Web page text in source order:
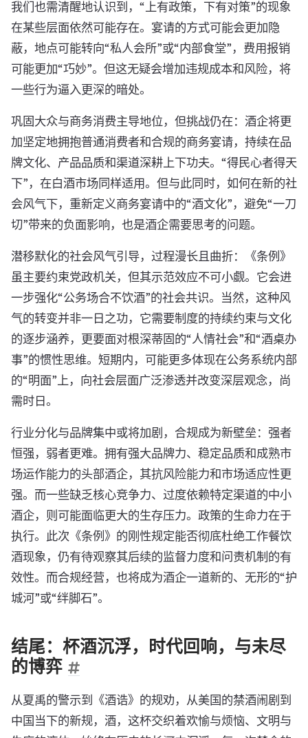
我们也需清醒地认识到，“上有政策，下有对策”的现象
在某些层面依然可能存在。宴请的方式可能会更加隐
蔽，地点可能转向“私人会所”或“内部食堂”，费用报销
可能更加“巧妙”。但这无疑会增加违规成本和风险，将
一些行为逼入更深的暗处。
巩固大众与商务消费主导地位，但挑战仍在：酒企将更
加坚定地拥抱普通消费者和合规的商务宴请，持续在品
牌文化、产品品质和渠道深耕上下功夫。“得民心者得天
下”，在白酒市场同样适用。但与此同时，如何在新的社
会风气下，重新定义商务宴请中的“酒文化”，避免“一刀
切”带来的负面影响，也是酒企需要思考的问题。
潜移默化的社会风气引导，过程漫长且曲折：《条例》
虽主要约束党政机关，但其示范效应不可小觑。它会进
一步强化“公务场合不饮酒”的社会共识。当然，这种风
气的转变并非一日之功，它需要制度的持续约束与文化
的逐步涵养，更要面对根深蒂固的“人情社会”和“酒桌办
事”的惯性思维。短期内，可能更多体现在公务系统内部
的“明面”上，向社会层面广泛渗透并改变深层观念，尚
需时日。
行业分化与品牌集中或将加剧，合规成为新壁垒：强者
恒强，弱者更难。拥有强大品牌力、稳定品质和成熟市
场运作能力的头部酒企，其抗风险能力和市场适应性更
强。而一些缺乏核心竞争力、过度依赖特定渠道的中小
酒企，则可能面临更大的生存压力。政策的生命力在于
执行。此次《条例》的刚性规定能否彻底杜绝工作餐饮
酒现象，仍有待观察其后续的监督力度和问责机制的有
效性。而合规经营，也将成为酒企一道新的、无形的“护
城河”或“绊脚石”。
结尾：杯酒沉浮，时代回响，与未尽
的博弈
从夏禹的警示到《酒诰》的规劝，从美国的禁酒闹剧到
中国当下的新规，酒，这杯交织着欢愉与烦恼、文明与